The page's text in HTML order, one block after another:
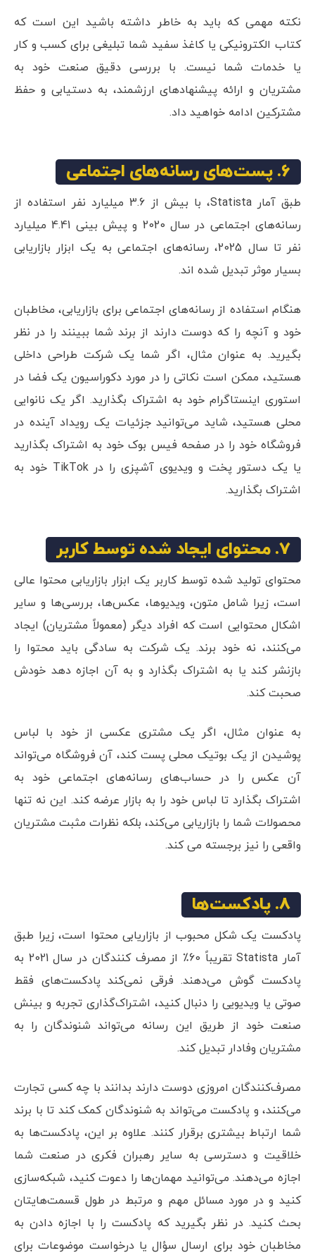
نکته مهمی که باید به خاطر داشته باشید این است که
کتاب الکترونیکی یا کاغذ سفید شما تبلیغی برای کسب و کار
یا خدمات شما نیست. با بررسی دقیق صنعت خود به
مشتریان و ارائه پیشنهادهای ارزشمند، به دستیابی و حفظ
مشترکین ادامه خواهید داد.
6. پست‌های رسانه‌های اجتماعی
طبق آمار Statista، با بیش از 3.6 میلیارد نفر استفاده از
رسانه‌های اجتماعی در سال 2020 و پیش بینی 4.41 میلیارد
نفر تا سال 2025، رسانه‌های اجتماعی به یک ابزار بازاریابی
بسیار موثر تبدیل شده اند.
هنگام استفاده از رسانه‌های اجتماعی برای بازاریابی، مخاطبان
خود و آنچه را که دوست دارند از برند شما ببینند را در نظر
بگیرید. به عنوان مثال، اگر شما یک شرکت طراحی داخلی
هستید، ممکن است نکاتی را در مورد دکوراسیون یک فضا در
استوری اینستاگرام خود به اشتراک بگذارید. اگر یک نانوایی
محلی هستید، شاید می‌توانید جزئیات یک رویداد آینده در
فروشگاه خود را در صفحه فیس بوک خود به اشتراک بگذارید
یا یک دستور پخت و ویدیوی آشپزی را در TikTok خود به
اشتراک بگذارید.
7. محتوای ایجاد شده توسط کاربر
محتوای تولید شده توسط کاربر یک ابزار بازاریابی محتوا عالی
است، زیرا شامل متون، ویدیوها، عکس‌ها، بررسی‌ها و سایر
اشکال محتوایی است که افراد دیگر (معمولاً مشتریان) ایجاد
می‌کنند، نه خود برند. یک شرکت به سادگی باید محتوا را
بازنشر کند یا به اشتراک بگذارد و به آن اجازه دهد خودش
صحبت کند.
به عنوان مثال، اگر یک مشتری عکسی از خود با لباس
پوشیدن از یک بوتیک محلی پست کند، آن فروشگاه می‌تواند
آن عکس را در حساب‌های رسانه‌های اجتماعی خود به
اشتراک بگذارد تا لباس خود را به بازار عرضه کند. این نه تنها
محصولات شما را بازاریابی می‌کند، بلکه نظرات مثبت مشتریان
واقعی را نیز برجسته می کند.
8. پادکست‌ها
پادکست یک شکل محبوب از بازاریابی محتوا است، زیرا طبق
آمار Statista تقریباً 60٪ از مصرف کنندگان در سال 2021 به
پادکست گوش می‌دهند. فرقی نمی‌کند پادکست‌های فقط
صوتی یا ویدیویی را دنبال کنید، اشتراک‌گذاری تجربه و بینش
صنعت خود از طریق این رسانه می‌تواند شنوندگان را به
مشتریان وفادار تبدیل کند.
مصرف‌کنندگان امروزی دوست دارند بدانند با چه کسی تجارت
می‌کنند، و پادکست می‌تواند به شنوندگان کمک کند تا با برند
شما ارتباط بیشتری برقرار کنند. علاوه بر این، پادکست‌ها به
خلاقیت و دسترسی به سایر رهبران فکری در صنعت شما
اجازه می‌دهند. می‌توانید مهمان‌ها را دعوت کنید، شبکه‌سازی
کنید و در مورد مسائل مهم و مرتبط در طول قسمت‌هایتان
بحث کنید. در نظر بگیرید که پادکست را با اجازه دادن به
مخاطبان خود برای ارسال سؤال یا درخواست موضوعات برای